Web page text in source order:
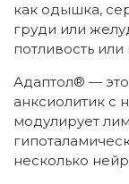
как одышка,
груди или
потливость
Адаптол® —
анксиолитик с
модулирует
несколько